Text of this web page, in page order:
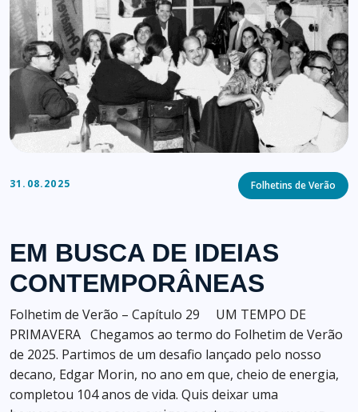
31.08.2025 Categories
Folhetins de Verão
EM BUSCA DE IDEIAS
CONTEMPORÂNEAS
Folhetim de Verão – Capítulo 29 UM TEMPO DE
PRIMAVERA Chegamos ao termo do Folhetim de Verão
de 2025. Partimos de um desafio lançado pelo nosso
decano, Edgar Morin, no ano em que, cheio de energia,
completou 104 anos de vida. Quis deixar uma